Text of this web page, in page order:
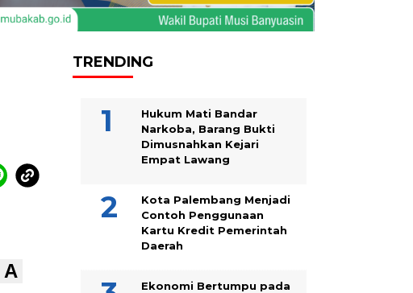
A
TRENDING
Hukum Mati Bandar
Narkoba, Barang Bukti
Dimusnahkan Kejari
Empat Lawang
Kota Palembang Menjadi
Contoh Penggunaan
Kartu Kredit Pemerintah
Daerah
Ekonomi Bertumpu pada